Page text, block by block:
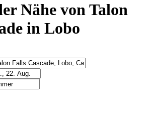
Nähe von Talon
in Lobo